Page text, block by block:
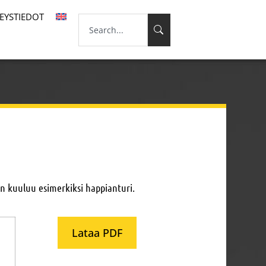
kuuluu esimerkiksi happianturi.
Lataa PDF